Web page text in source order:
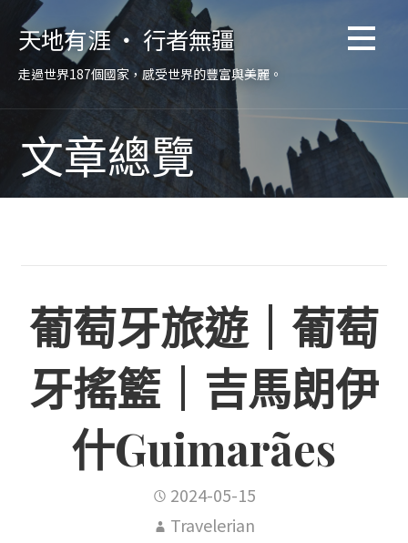
天地有涯 ‧ 行者無疆
走過世界187個國家，感受世界的豐富與美麗。
文章總覽
葡萄牙旅遊｜葡萄
牙搖籃｜吉馬朗伊
什Guimarães
2024-05-15
Travelerian